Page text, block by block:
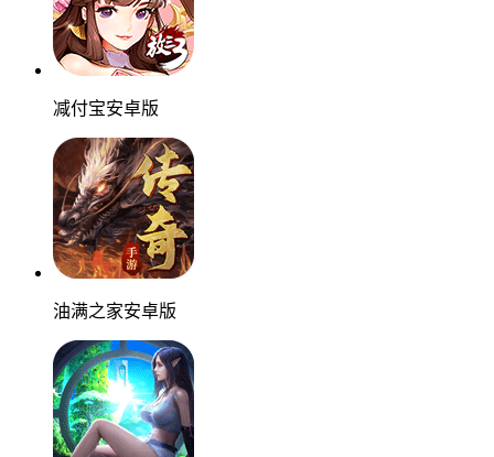
减付宝安卓版
油满之家安卓版